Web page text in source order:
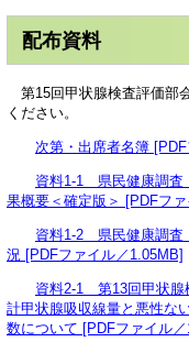
配布資料
第15回甲状腺検査評価部
ください。
次第・出席者名簿
資料1-1 県民健康調査
果概要＜確定版＞ [PDFフ
資料1-2 県民健康調査
況 [PDFファイル／1.05MB]
資料2-1 第13回甲状腺
計甲状腺吸収線量と悪性な
数について [PDFファイル／